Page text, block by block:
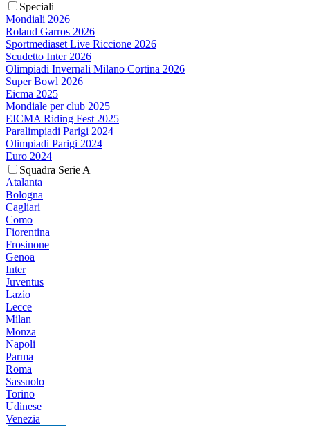
Speciali
Mondiali 2026
Roland Garros 2026
Sportmediaset Live Riccione 2026
Scudetto Inter 2026
Olimpiadi Invernali Milano Cortina 2026
Super Bowl 2026
Eicma 2025
Mondiale per club 2025
EICMA Riding Fest 2025
Paralimpiadi Parigi 2024
Olimpiadi Parigi 2024
Euro 2024
Squadra Serie A
Atalanta
Bologna
Cagliari
Como
Fiorentina
Frosinone
Genoa
Inter
Juventus
Lazio
Lecce
Milan
Monza
Napoli
Parma
Roma
Sassuolo
Torino
Udinese
Venezia